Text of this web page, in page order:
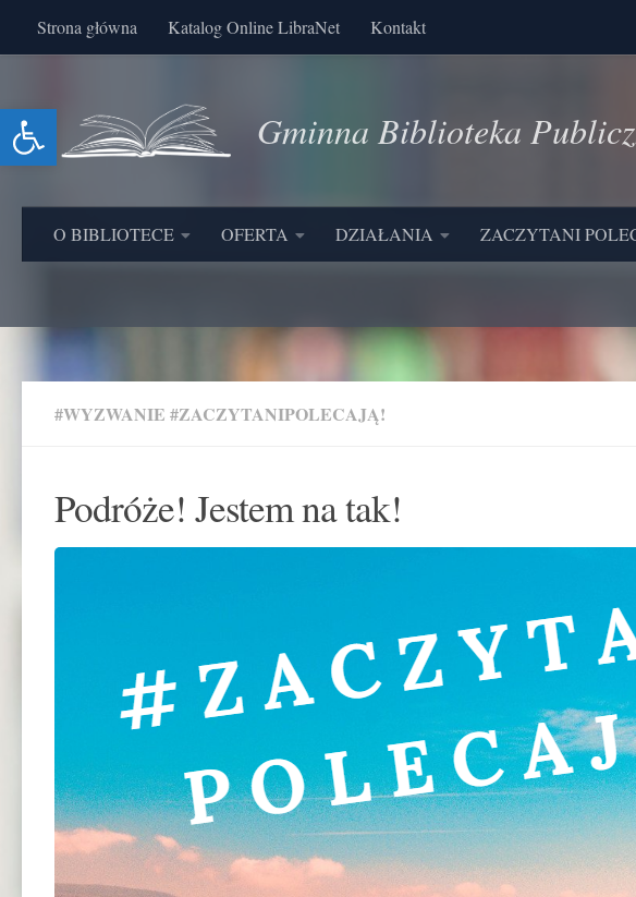
Otwórz pasek narzędzi
Skip to content
Strona główna Katalog Online LibraNet Kontakt
Gminna Biblioteka
O BIBLIOTECE OFERTA DZIAŁANIA ZACZYTANI
#WYZWANIE #ZACZYTANIPOLECAJĄ!
Podróże! Jestem na tak!